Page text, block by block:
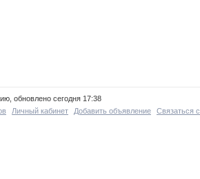
обновлено сегодня 17:38
Личный кабинет Добавить объявление Связаться